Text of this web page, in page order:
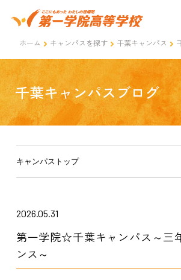
ホーム キャンパスを探す 千葉キャンパス
千葉キャンパスブログ
キャンパストップ
2026.05.31
第一学院☆千葉キャンパス～三
ンス～